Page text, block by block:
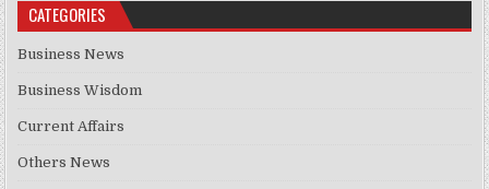
CATEGORIES
Business News
Business Wisdom
Current Affairs
Others News